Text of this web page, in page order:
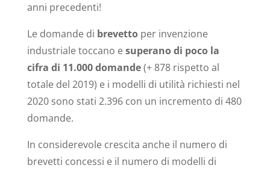
anni precedenti!
Le domande di brevettoper invenzione
industriale toccano esuperano di poco la
cifra di 11.000 domande(+ 878 rispetto al
totale del 2019) e i modelli di utilità richiesti nel
2020 sono stati 2.396 con un incremento di 480
domande.
In considerevole crescita anche il numero di
brevetti concessi e il numero di modelli di